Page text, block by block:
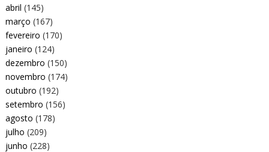
abril (145)
março (167)
fevereiro (170)
janeiro (124)
dezembro (150)
novembro (174)
outubro (192)
setembro (156)
agosto (178)
julho (209)
junho (228)